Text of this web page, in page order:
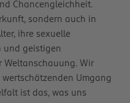
Chancengleichheit.
sondern auch in
ihre sexuelle
und geistigen
Weltanschauung. Wir
Umgang
ist das, was uns